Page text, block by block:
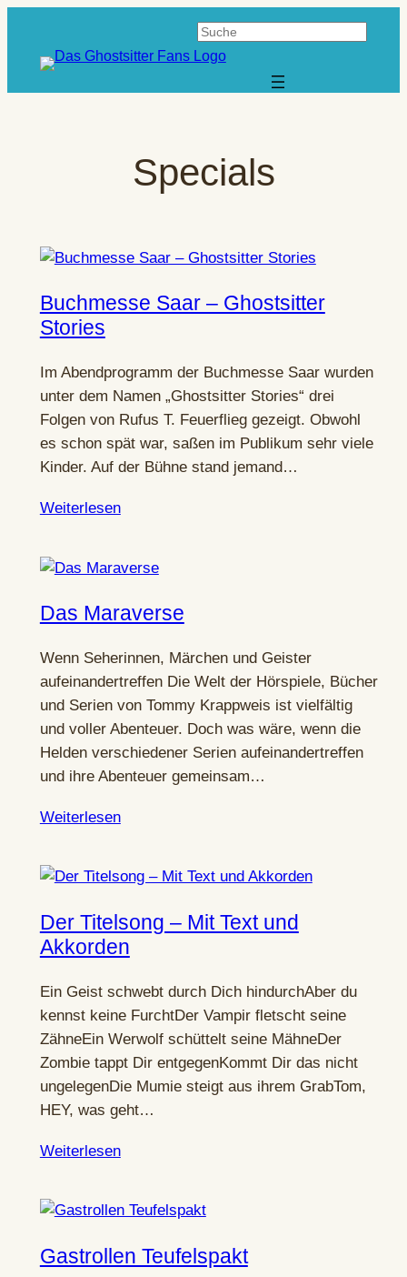
springen
Suchen
Specials
Buchmesse Saar – Ghostsitter
Stories
Im Abendprogramm der Buchmesse Saar wurden
unter dem Namen „Ghostsitter Stories“ drei
Folgen von Rufus T. Feuerflieg gezeigt. Obwohl
es schon spät war, saßen im Publikum sehr viele
Kinder. Auf der Bühne stand jemand…
Weiterlesen
Das Maraverse
Wenn Seherinnen, Märchen und Geister
aufeinandertreffen Die Welt der Hörspiele, Bücher
und Serien von Tommy Krappweis ist vielfältig
und voller Abenteuer. Doch was wäre, wenn die
Helden verschiedener Serien aufeinandertreffen
und ihre Abenteuer gemeinsam…
Weiterlesen
Der Titelsong – Mit Text und
Akkorden
Ein Geist schwebt durch Dich hindurchAber du
kennst keine FurchtDer Vampir fletscht seine
ZähneEin Werwolf schüttelt seine MähneDer
Zombie tappt Dir entgegenKommt Dir das nicht
ungelegenDie Mumie steigt aus ihrem GrabTom,
HEY, was geht…
Weiterlesen
Gastrollen Teufelspakt